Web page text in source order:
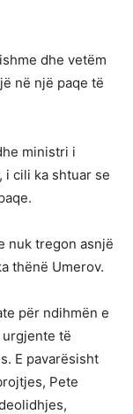
dhe vetëm
në një paqe të
ministri i
i cili ka shtuar se
nuk tregon asnjë
thënë Umerov.
për ndihmën e
të
E pavarësisht
Pete